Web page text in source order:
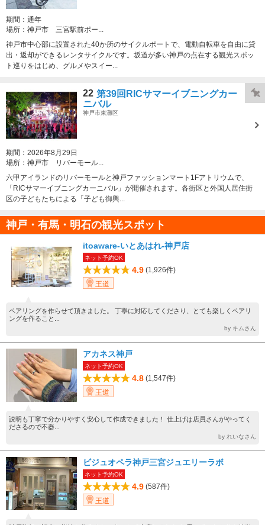
期間： 通年
場所： 神戸市 三宮駅前ポー...
神戸市中心部に設置された40か所のサイクルポートで、電動自転車を自由に貸
出・返却ができるレンタサイクルです。坂道が多い神戸の点在する観光スポッ
ト巡りをはじめ、グルメやスイー...
22 第39回RICサマーイブニングカー
ニバル
神戸市東灘区
期間： 2026年8月29日
場所： 神戸市 リバーモール...
六甲アイランドのリバーモールと神戸ファッションマート1Fアトリウムで、
「RICサマーイブニングカーニバル」が開催されます。各街区と外国人居住街
区の子どもたちによる「子ども御輿...
神戸・有馬・明石の観光スポット
itoaware-いとあはれ-神戸店
ネット予約OK
4.9 (1,926件)
王道
ペアリングを作らせて頂きました。 丁寧に対応してくださり、とても楽しくペアリ
ングを作ること...
by キムさん
アカネス神戸
ネット予約OK
4.8 (1,547件)
王道
説明も丁寧で分かりやすく安心して作成できました！ 仕上げは店員さんがやってく
ださるので不器...
by れいなさん
ビジュオペラ神戸三宮ジュエリーラボ
ネット予約OK
4.9 (587件)
王道